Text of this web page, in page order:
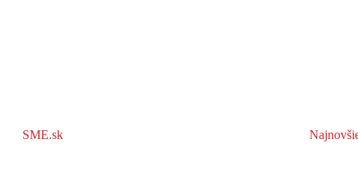
SME.sk